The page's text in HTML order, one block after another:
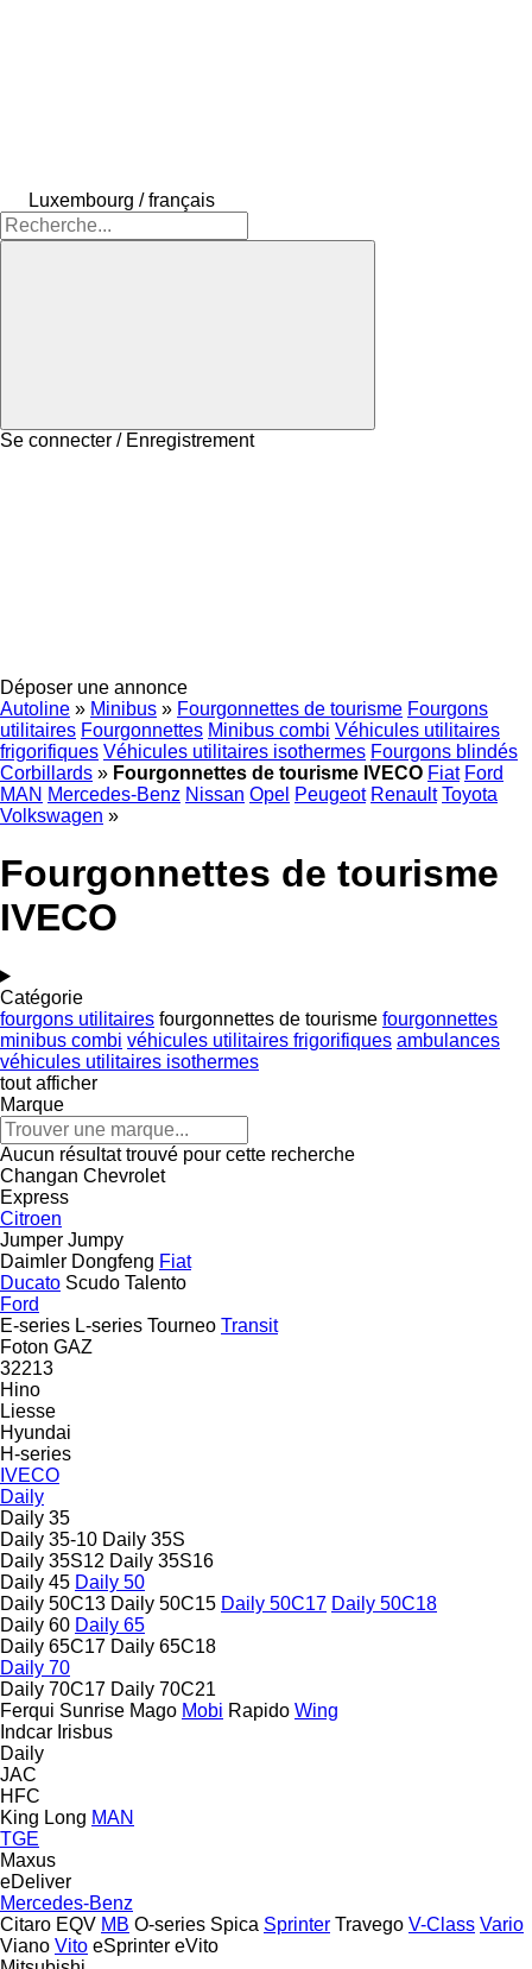
Luxembourg / français
Se connecter / Enregistrement
Déposer une annonce
Autoline » Minibus » Fourgonnettes de tourisme Fourgons
utilitaires Fourgonnettes Minibus combi Véhicules utilitaires
frigorifiques Véhicules utilitaires isothermes Fourgons blindés
Corbillards » Fourgonnettes de tourisme IVECO Fiat Ford
MAN Mercedes-Benz Nissan Opel Peugeot Renault Toyota
Volkswagen »
Fourgonnettes de tourisme
IVECO
Catégorie
fourgons utilitaires fourgonnettes de tourisme fourgonnettes
minibus combi véhicules utilitaires frigorifiques ambulances
véhicules utilitaires isothermes
tout afficher
Marque
Aucun résultat trouvé pour cette recherche
Changan Chevrolet
Express
Citroen
Jumper Jumpy
Daimler Dongfeng Fiat
Ducato Scudo Talento
Ford
E-series L-series Tourneo Transit
Foton GAZ
32213
Hino
Liesse
Hyundai
H-series
IVECO
Daily
Daily 35
Daily 35-10 Daily 35S
Daily 35S12 Daily 35S16
Daily 45 Daily 50
Daily 50C13 Daily 50C15 Daily 50C17 Daily 50C18
Daily 60 Daily 65
Daily 65C17 Daily 65C18
Daily 70
Daily 70C17 Daily 70C21
Ferqui Sunrise Mago Mobi Rapido Wing
Indcar Irisbus
Daily
JAC
HFC
King Long MAN
TGE
Maxus
eDeliver
Mercedes-Benz
Citaro EQV MB O-series Spica Sprinter Travego V-Class Vario
Viano Vito eSprinter eVito